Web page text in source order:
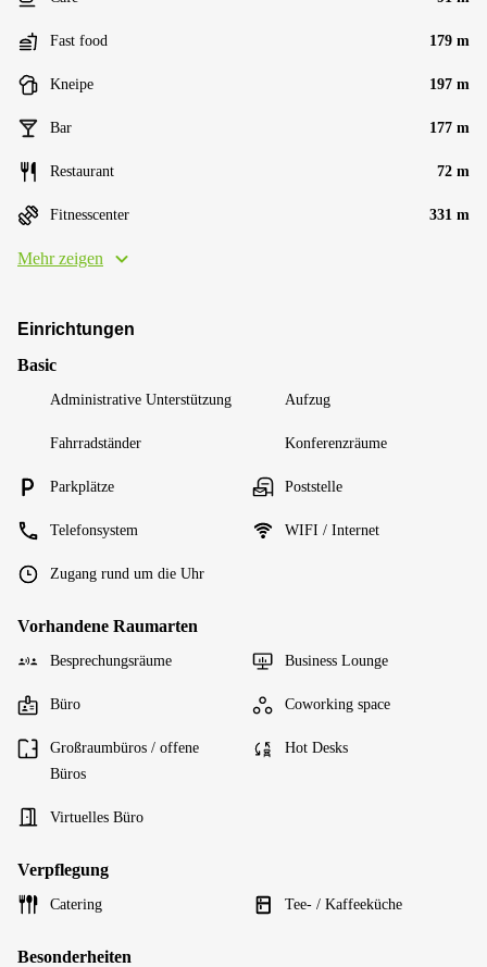
Fast food 179 m
Kneipe 197 m
Bar 177 m
Restaurant 72 m
Fitnesscenter 331 m
Mehr zeigen
Einrichtungen
Basic
Administrative Unterstützung Aufzug
Fahrradständer Konferenzräume
Parkplätze Poststelle
Telefonsystem WIFI / Internet
Zugang rund um die Uhr
Vorhandene Raumarten
Besprechungsräume Business Lounge
Büro Coworking space
Großraumbüros / offene
Büros
Hot Desks
Virtuelles Büro
Verpflegung
Catering Tee- / Kaffeeküche
Besonderheiten